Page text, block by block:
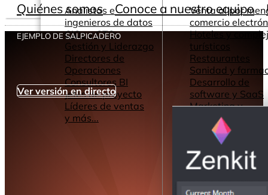
Analistas e
ingenieros de datos
CIOs y CTOs
Gestión y Liderazgo
Directores de
Operaciones
Consultores BI
Jefes de proyecto
Líderes de ventas
y más...
Venta al por
comercio
Hoteles y
turísticos
Restaurantes
Sanidad y
Desarrollo de
software y SaaS
Marketing y
Publicidad
Servicios de
Consultoría
y más...
Quiénes somos Conoce a nuestro equipo
EJEMPLO DE SALPICADERO
Ver versión en directo